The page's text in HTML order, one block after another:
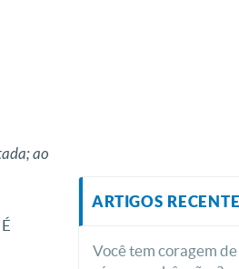
ao
ARTIGOS
Você tem coragem